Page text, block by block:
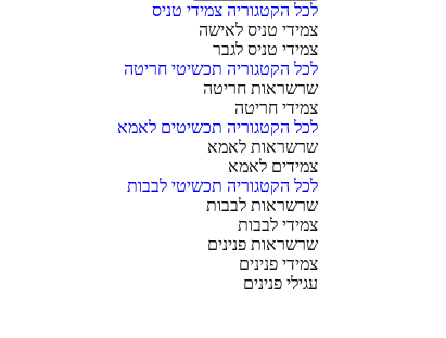
לכל הקטגוריה צמידי טניס
צמידי טניס לאישה
צמידי טניס לגבר
לכל הקטגוריה תכשיטי חריטה
שרשראות חריטה
צמידי חריטה
לכל הקטגוריה תכשיטים לאמא
שרשראות לאמא
צמידים לאמא
לכל הקטגוריה תכשיטי לבבות
שרשראות לבבות
צמידי לבבות
שרשראות פנינים
צמידי פנינים
עגילי פנינים